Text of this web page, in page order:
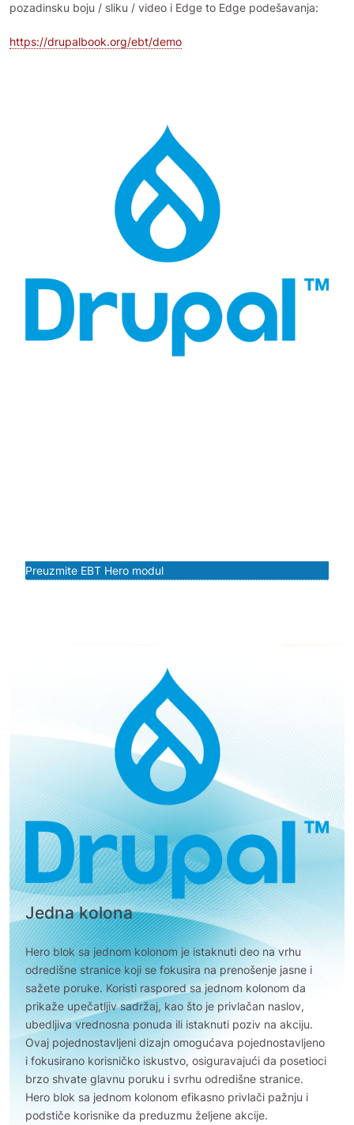
pozadinsku boju / sliku / video i Edge to Edge podešavanja:
https://drupalbook.org/ebt/demo
Preuzmite EBT Hero modul
Jedna kolona
Hero blok sa jednom kolonom je istaknuti deo na vrhu
odredišne stranice koji se fokusira na prenošenje jasne i
sažete poruke. Koristi raspored sa jednom kolonom da
prikaže upečatljiv sadržaj, kao što je privlačan naslov,
ubedljiva vrednosna ponuda ili istaknuti poziv na akciju.
Ovaj pojednostavljeni dizajn omogućava pojednostavljeno
i fokusirano korisničko iskustvo, osiguravajući da posetioci
brzo shvate glavnu poruku i svrhu odredišne stranice.
Hero blok sa jednom kolonom efikasno privlači pažnju i
podstiče korisnike da preduzmu željene akcije.